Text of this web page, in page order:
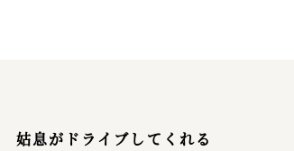
姑息がドライブしてくれる